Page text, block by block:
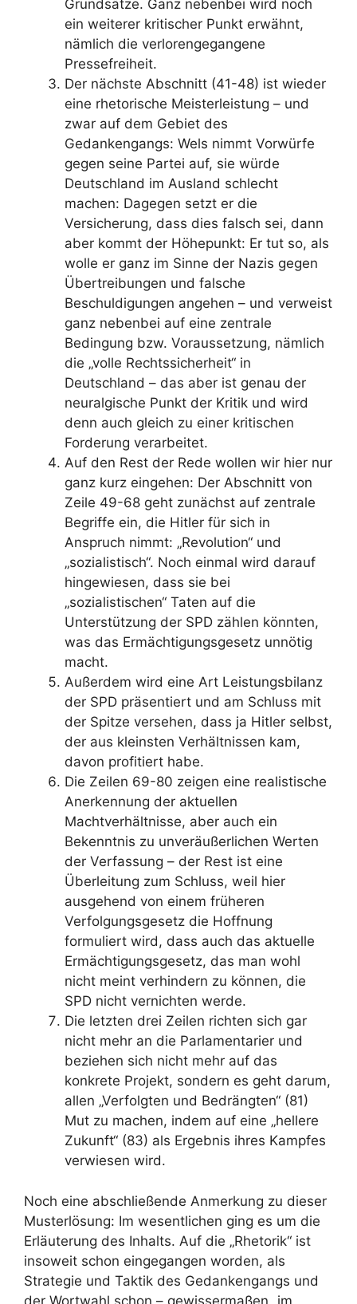
Grundsätze. Ganz nebenbei wird noch
ein weiterer kritischer Punkt erwähnt,
nämlich die verlorengegangene
Pressefreiheit.
Der nächste Abschnitt (41-48) ist wieder
eine rhetorische Meisterleistung – und
zwar auf dem Gebiet des
Gedankengangs: Wels nimmt Vorwürfe
gegen seine Partei auf, sie würde
Deutschland im Ausland schlecht
machen: Dagegen setzt er die
Versicherung, dass dies falsch sei, dann
aber kommt der Höhepunkt: Er tut so, als
wolle er ganz im Sinne der Nazis gegen
Übertreibungen und falsche
Beschuldigungen angehen – und verweist
ganz nebenbei auf eine zentrale
Bedingung bzw. Voraussetzung, nämlich
die „volle Rechtssi­cherheit“ in
Deutschland – das aber ist genau der
neuralgische Punkt der Kritik und wird
denn auch gleich zu einer kritischen
Forderung verarbeitet.
Auf den Rest der Rede wollen wir hier nur
ganz kurz eingehen: Der Abschnitt von
Zeile 49-68 geht zunächst auf zentrale
Begriffe ein, die Hitler für sich in
Anspruch nimmt: „Revolution“ und
„sozialistisch“. Noch einmal wird darauf
hingewiesen, dass sie bei
„sozialistischen“ Taten auf die
Unterstützung der SPD zählen könnten,
was das Ermächtigungsgesetz unnötig
macht.
Außerdem wird eine Art Leistungsbilanz
der SPD präsentiert und am Schluss mit
der Spitze versehen, dass ja Hitler selbst,
der aus kleinsten Verhältnissen kam,
davon profitiert habe.
Die Zeilen 69-80 zeigen eine realistische
Anerkennung der aktuellen
Machtverhältnisse, aber auch ein
Bekenntnis zu unveräußerlichen Werten
der Verfassung – der Rest ist eine
Überleitung zum Schluss, weil hier
ausgehend von einem früheren
Verfolgungsgesetz die Hoffnung
formuliert wird, dass auch das aktuelle
Ermächtigungsgesetz, das man wohl
nicht meint verhindern zu können, die
SPD nicht vernichten werde.
Die letzten drei Zeilen richten sich gar
nicht mehr an die Parlamentarier und
beziehen sich nicht mehr auf das
konkrete Projekt, sondern es geht darum,
allen „Verfolgten und Bedrängten“ (81)
Mut zu machen, indem auf eine „hellere
Zukunft“ (83) als Ergebnis ihres Kampfes
verwiesen wird.
Noch eine abschließende Anmerkung zu dieser
Musterlösung: Im wesentlichen ging es um die
Erläuterung des Inhalts. Auf die „Rhetorik“ ist
insoweit schon eingegangen worden, als
Strategie und Taktik des Gedankengangs und
der Wortwahl schon – gewissermaßen „im